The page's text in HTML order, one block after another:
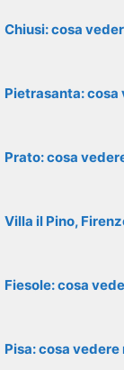
Chiusi: cosa
Pietrasanta:
Prato: cosa
Villa il Pino,
Fiesole: cosa
Pisa: cosa